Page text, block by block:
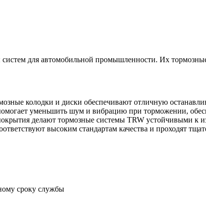
для автомобильной промышленности. Их
колодки и диски обеспечивают отличную
уменьшить шум и вибрацию при торможении,
делают тормозные системы TRW устойчивыми к
высоким стандартам качества и проходят
сроку службы